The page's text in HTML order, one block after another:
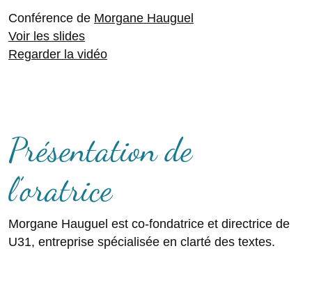
Conférence de Morgane Hauguel
Voir les slides
Regarder la vidéo
Présentation de
l’oratrice
Morgane Hauguel est co-fondatrice et directrice de
U31, entreprise spécialisée en clarté des textes.